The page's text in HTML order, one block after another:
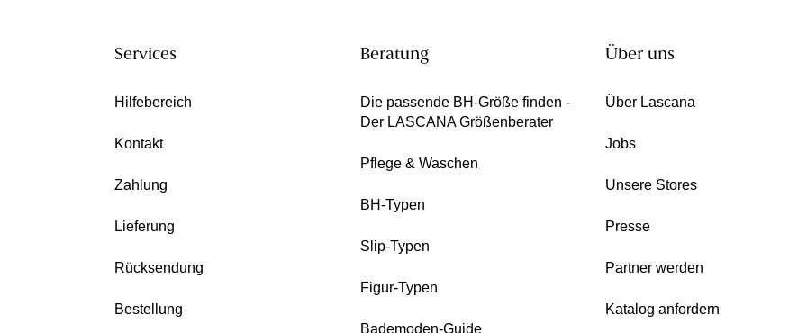
Services
Hilfebereich
Kontakt
Zahlung
Lieferung
Rücksendung
Bestellung
Beratung
Die passende BH-Größe finden -
Der LASCANA Größenberater
Pflege & Waschen
BH-Typen
Slip-Typen
Figur-Typen
Bademoden-Guide
Über uns
Über Lascana
Jobs
Unsere Stores
Presse
Partner werden
Katalog anfordern